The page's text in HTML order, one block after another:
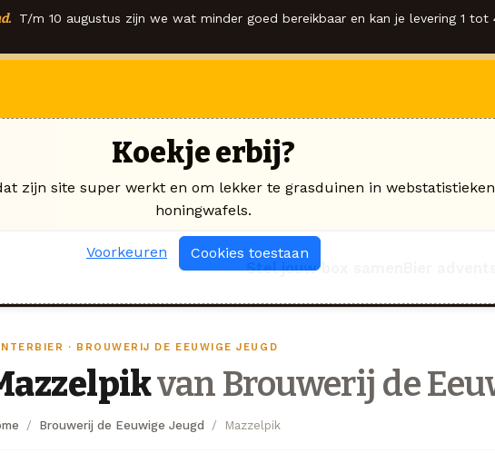
T/m 10 augustus zijn we wat minder goed bereikbaar en kan je levering 1
Stel jouw box samen
· BROUWERIJ DE EEUWIGE JEUGD
van Brouwerij de
Brouwerij de Eeuwige Jeugd Mazzelpik
Koekje erbij?
zijn site super werkt en om lekker te grasduinen in
honingwafels.
Voorkeuren Cookies toestaan